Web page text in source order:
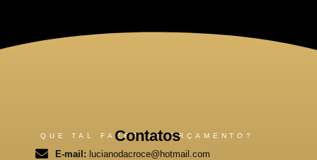
QUE TAL FAZER UM ORÇAMENTO?
Contatos
E-mail: lucianodacroce@hotmail.com